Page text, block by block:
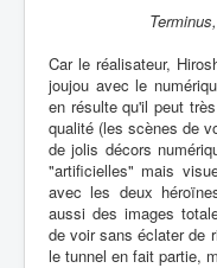
Car le réalisateur,
joujou avec le
en résulte qu'il peut
qualité (les scènes de
de jolis décors
"artificielles" mais
avec les deux
aussi des images
de voir sans éclater de
le tunnel en fait partie,